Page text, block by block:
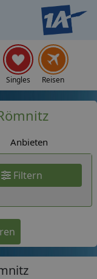
Singles Reisen
Anbieten
Filtern